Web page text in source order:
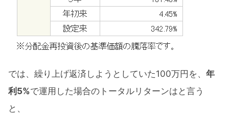
では、繰り上げ返済しようとしていた100万円を、 年
利5%で運用した場合のトータルリターンはと言う
と、